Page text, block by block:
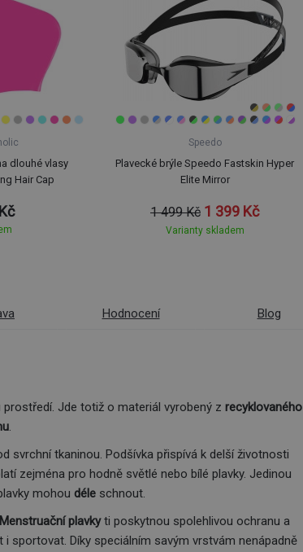
dlouhé vlasy
Hair Cap
Speedo
Plavecké brýle Speedo Fastskin Hyper
Elite Mirror
1 499 Kč 1 399 Kč
Varianty skladem
Hodnocení Blog
Jde totiž o materiál vyrobený z recyklovaného
.
svrchní tkaninou. Podšívka přispívá k delší životnosti
zejména pro hodně světlé nebo bílé plavky. Jedinou
mohou déleschnout.
Menstruační plavkyti poskytnou spolehlivou ochranu a
sportovat. Díky speciálním savým vrstvám nenápadně